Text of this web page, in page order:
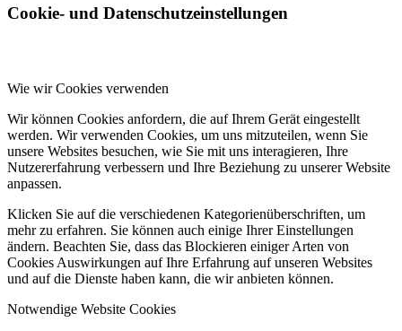
Cookie- und Datenschutzeinstellungen
Wie wir Cookies verwenden
Wir können Cookies anfordern, die auf Ihrem Gerät eingestellt
werden. Wir verwenden Cookies, um uns mitzuteilen, wenn Sie
unsere Websites besuchen, wie Sie mit uns interagieren, Ihre
Nutzererfahrung verbessern und Ihre Beziehung zu unserer Website
anpassen.
Klicken Sie auf die verschiedenen Kategorienüberschriften, um
mehr zu erfahren. Sie können auch einige Ihrer Einstellungen
ändern. Beachten Sie, dass das Blockieren einiger Arten von
Cookies Auswirkungen auf Ihre Erfahrung auf unseren Websites
und auf die Dienste haben kann, die wir anbieten können.
Notwendige Website Cookies